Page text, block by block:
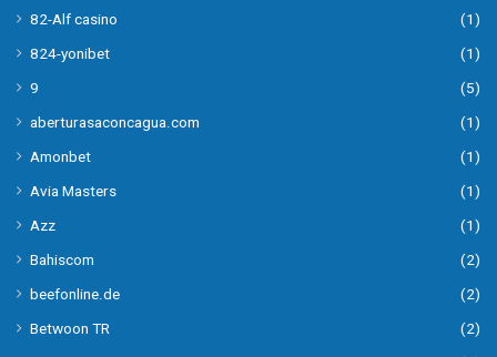
82-Alf casino
(1)
824-yonibet
(1)
9
(5)
aberturasaconcagua.com
(1)
Amonbet
(1)
Avia Masters
(1)
Azz
(1)
Bahiscom
(2)
beefonline.de
(2)
Betwoon TR
(2)